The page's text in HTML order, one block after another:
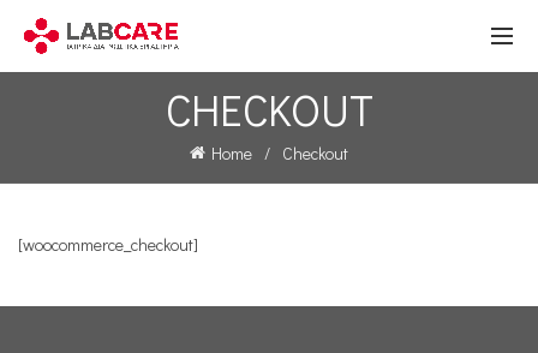
CHECKOUT
Home Checkout
[woocommerce_checkout]